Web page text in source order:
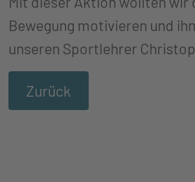
Bewegung motivieren und
unseren Sportlehrer
Zurück